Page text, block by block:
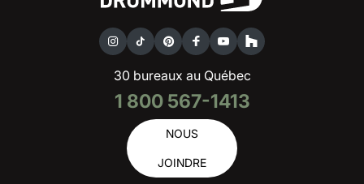
30 bureaux au Québec
1 800 567-1413
NOUS
JOINDRE